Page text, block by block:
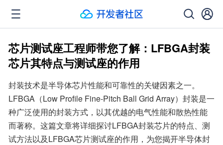
芯片测试座工程师带您了解：LFBGA封装
芯片其特点与测试座的作用
封装技术是半导体芯片性能和可靠性的关键因素之一。
LFBGA（Low Profile Fine-Pitch Ball Grid Array）封装是一
种广泛使用的封装方式，以其优越的电气性能和散热性能
而著称。这篇文章将详细探讨LFBGA封装芯片的特点、测
试方法以及LFBGA芯片测试座的作用，为您揭开半导体封